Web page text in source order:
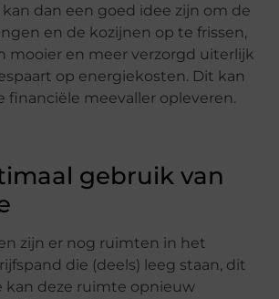
dan een goed idee zijn om de
en de kozijnen op te frissen,
mooier en meer verzorgd uiterlijk
op energiekosten. Dit kan
financiële meevaller opleveren.
gebruik van
zijn er nog ruimten in het
die (deels) leeg staan, dit
kan deze ruimte opnieuw